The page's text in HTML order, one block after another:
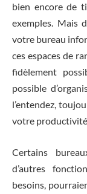
bien encore de
exemples. Mais
votre bureau
ces espaces de
fidèlement
possible
l’entendez,
votre
Certains
d’autres
besoins,